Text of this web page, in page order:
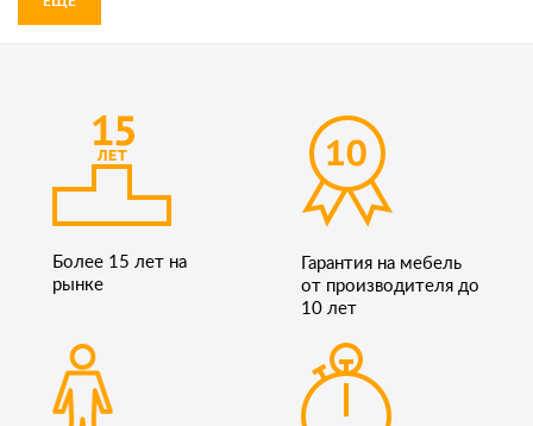
Более 15 лет на
рынке
Гарантия на мебель
от производителя до
10 лет